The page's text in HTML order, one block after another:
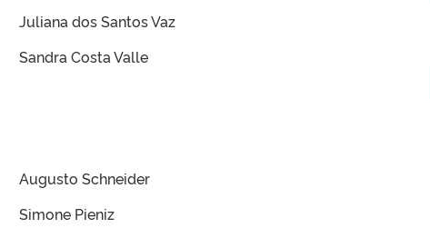
Juliana dos Santos Vaz
Sandra Costa Valle
Augusto Schneider
Simone Pieniz